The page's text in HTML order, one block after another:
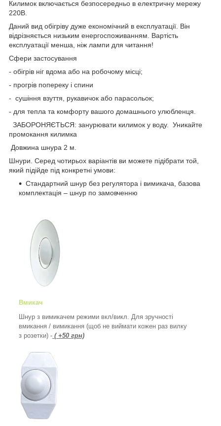
Килимок включається безпосередньо в електричну мережу
220В.
Даний вид обігріву дуже економічний в експлуатації. Він
відрізняється низьким енергоспоживанням. Вартість
експлуатації менша, ніж лампи для читання!
Сфери застосування
- обігрів ніг вдома або на робочому місці;
- прогрів попереку і спини
- сушіння взуття, рукавичок або парасольок;
- для тепла та комфорту вашого домашнього улюбленця.
ЗАБОРОНЯЄТЬСЯ: занурювати килимок у воду. Уникайте
промокання килимка
Довжина шнура 2 м.
Шнури. Серед чотирьох варіантів ви можете підібрати той,
який підійде під конкретні умови:
Стандартний шнур без регулятора і вимикача, базова
комплектація – шнур по замовченню
Вмикач
Шнур з вимикачем режими вкл/викл. Для зручності
вмикання / вимикання (щоб не виймати кожен раз вилку
з розетки) - ( +50 грн)